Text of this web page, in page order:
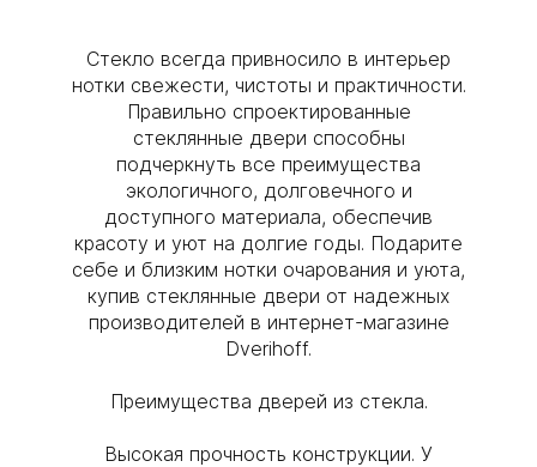
Стекло всегда привносило в интерьер
нотки свежести, чистоты и практичности.
Правильно спроектированные
стеклянные двери способны
подчеркнуть все преимущества
экологичного, долговечного и
доступного материала, обеспечив
красоту и уют на долгие годы. Подарите
себе и близким нотки очарования и уюта,
купив стеклянные двери от надежных
производителей в интернет-магазине
Dverihoff.
Преимущества дверей из стекла.
Высокая прочность конструкции. У